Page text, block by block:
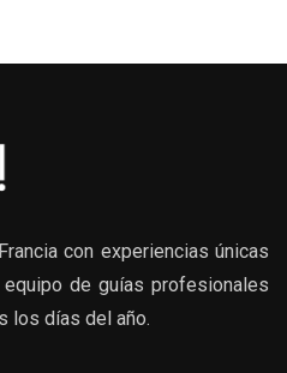
con experiencias únicas
de guías profesionales
los días del año.